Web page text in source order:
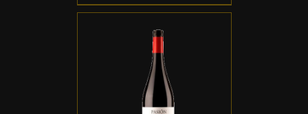
ADD TO CART DETALLES